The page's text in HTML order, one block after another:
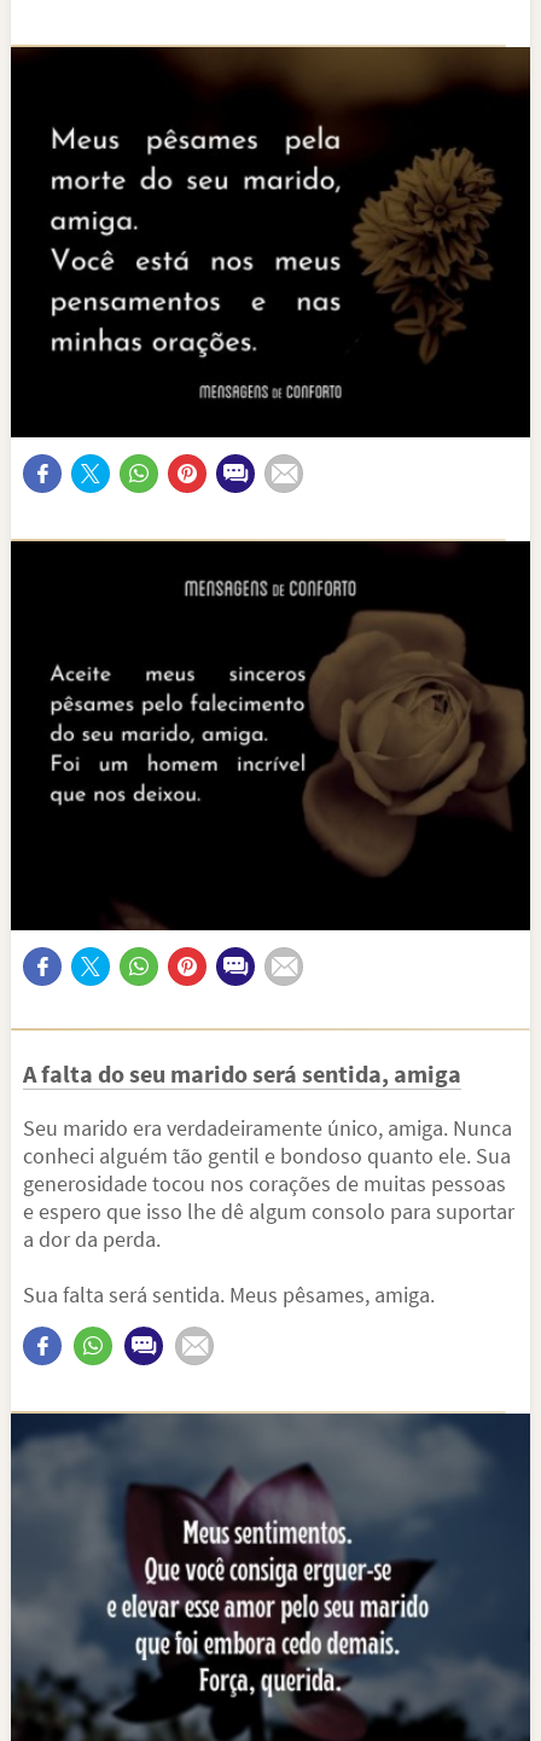
A falta do seu marido será sentida, amiga
Seu marido era verdadeiramente único, amiga. Nunca
conheci alguém tão gentil e bondoso quanto ele. Sua
generosidade tocou nos corações de muitas pessoas
e espero que isso lhe dê algum consolo para suportar
a dor da perda.
Sua falta será sentida. Meus pêsames, amiga.